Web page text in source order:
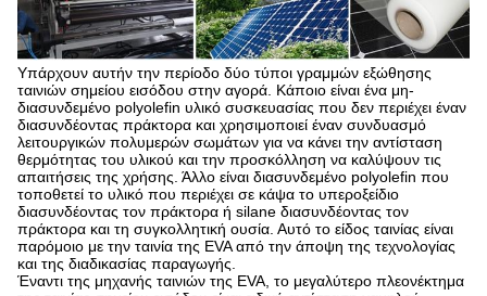
Υπάρχουν αυτήν την περίοδο δύο τύποι γραμμών εξώθησης
ταινιών σημείου εισόδου στην αγορά. Κάποιο είναι ένα μη-
διασυνδεμένο polyolefin υλικό συσκευασίας που δεν περιέχει έναν
διασυνδέοντας πράκτορα και χρησιμοποιεί έναν συνδυασμό
λειτουργικών πολυμερών σωμάτων για να κάνει την αντίσταση
θερμότητας του υλικού και την προσκόλληση να καλύψουν τις
απαιτήσεις της χρήσης. Άλλο είναι διασυνδεμένο polyolefin που
τοποθετεί το υλικό που περιέχει σε κάψα το υπεροξείδιο
διασυνδέοντας τον πράκτορα ή silane διασυνδέοντας τον
πράκτορα και τη συγκολλητική ουσία. Αυτό το είδος ταινίας είναι
παρόμοιο με την ταινία της EVA από την άποψη της τεχνολογίας
και της διαδικασίας παραγωγής.
Έναντι της μηχανής ταινιών της EVA, το μεγαλύτερο πλεονέκτημα